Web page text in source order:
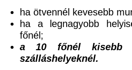
ha ötvennél kevesebb
ha a legnagyobb
főnél;
a 10 főnél kisebb
szálláshelyeknél.